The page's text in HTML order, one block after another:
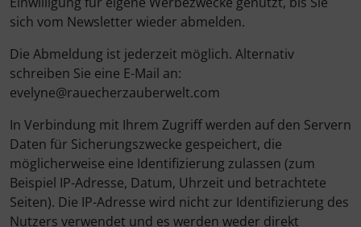
sich vom Newsletter wieder abmelden.
Die Abmeldung ist jederzeit möglich. Alternativ
schreiben Sie eine E-Mail an:
evelyne@rauecherzauberwelt.com
In Verbindung mit Ihrem Zugriff werden auf den Servern
Daten für Sicherungszwecke gespeichert, die
möglicherweise eine Identifizierung zulassen (zum
Beispiel IP-Adresse, Datum, Uhrzeit und betrachtete
Seiten). Die IP-Adresse wird nicht zur Identifizierung des
Nutzers verwendet und es werden weder direkt